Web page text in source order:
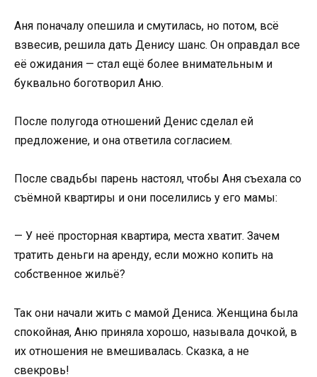
Аня поначалу опешила и смутилась, но потом, всё
взвесив, решила дать Денису шанс. Он оправдал все
её ожидания — стал ещё более внимательным и
буквально боготворил Аню.
После полугода отношений Денис сделал ей
предложение, и она ответила согласием.
После свадьбы парень настоял, чтобы Аня съехала со
съёмной квартиры и они поселились у его мамы:
— У неё просторная квартира, места хватит. Зачем
тратить деньги на аренду, если можно копить на
собственное жильё?
Так они начали жить с мамой Дениса. Женщина была
спокойная, Аню приняла хорошо, называла дочкой, в
их отношения не вмешивалась. Сказка, а не
свекровь!